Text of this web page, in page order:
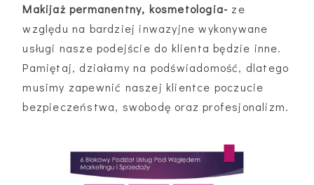
Makijaż permanentny, kosmetologia- ze
względu na bardziej inwazyjne wykonywane
usługi nasze podejście do klienta będzie inne.
Pamiętaj, działamy na podświadomość, dlatego
musimy zapewnić naszej klientce poczucie
bezpieczeństwa, swobodę oraz profesjonalizm.